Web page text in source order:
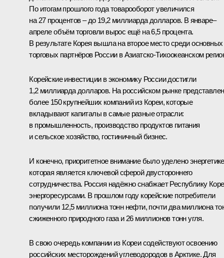
По итогам прошлого года товарооборот увеличился
на 27 процентов – до 19,2 миллиарда долларов. В январе–
апреле объём торговли вырос ещё на 6,5 процента.
В результате Корея вышла на второе место среди основных
торговых партнёров России в Азиатско-Тихоокеанском
Корейские инвестиции в экономику России достигли
1,2 миллиарда долларов. На российском рынке
более 150 крупнейших компаний из Кореи, которые
вкладывают капиталы в самые разные отрасли:
в промышленность, производство продуктов питания
и сельское хозяйство, гостиничный бизнес.
И конечно, приоритетное внимание было уделено
которая является ключевой сферой двустороннего
сотрудничества. Россия надёжно снабжает Республику
энергоресурсами. В прошлом году корейские потребители
получили 12,5 миллиона тонн нефти, почти два миллиона
сжиженного природного газа и 26 миллионов тонн угля.
В свою очередь компании из Кореи содействуют освоению
российских месторождений углеводородов в Арктике. Для